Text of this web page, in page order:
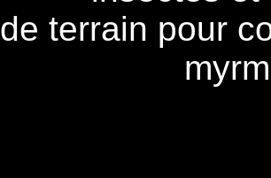
de terrain pour